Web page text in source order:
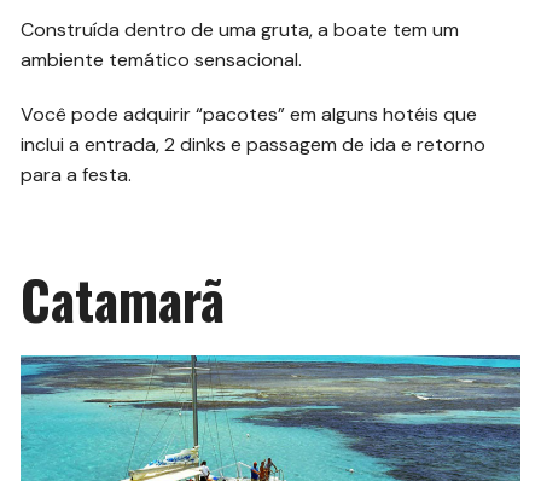
Construída dentro de uma gruta, a boate tem um
ambiente temático sensacional.
Você pode adquirir “pacotes” em alguns hotéis que
inclui a entrada, 2 dinks e passagem de ida e retorno
para a festa.
Catamarã